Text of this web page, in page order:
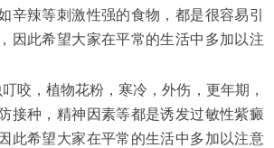
辛辣等刺激性强的食物，都是很容易引
因此希望大家在平常的生活中多加以注
，植物花粉，寒冷，外伤，更年期，
接种，精神因素等都是诱发过敏性紫癜
此希望大家在平常的生活中多加以注意